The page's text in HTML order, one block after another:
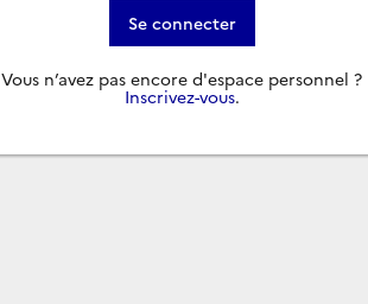
Se connecter
Vous n’avez pas encore d'espace personnel ?
Inscrivez-vous.